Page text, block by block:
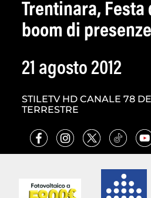
Trentinara, Festa
boom di presenze
21 agosto 2012
STILETV HD CANALE 78
TERRESTRE